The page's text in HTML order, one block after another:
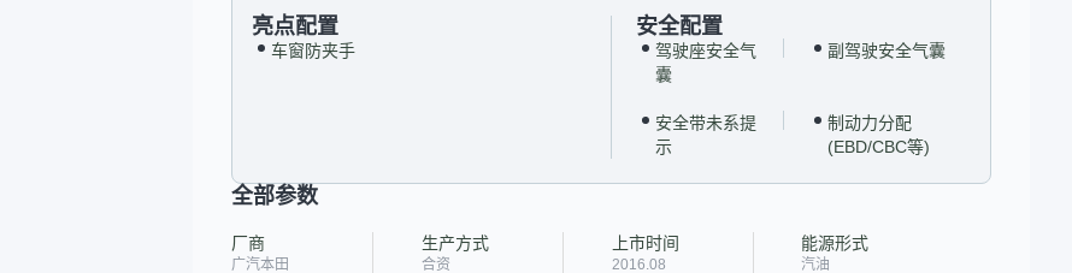
亮点配置
车窗防夹手
安全配置
驾驶座安全气
囊
副驾驶安全气囊
安全带未系提
示
制动力分配
(EBD/CBC等)
全部参数
厂商
广汽本田
生产方式
合资
上市时间
2016.08
能源形式
汽油